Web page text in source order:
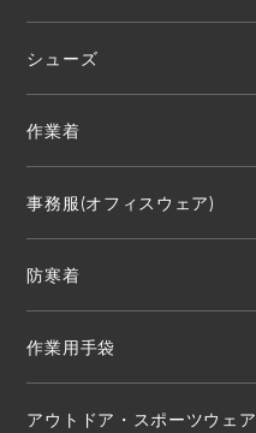
シューズ
作業着
事務服(オフィスウェア)
防寒着
作業用手袋
アウトドア・スポーツウェア